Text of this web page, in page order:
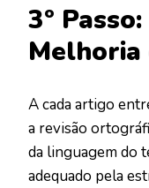
3º
Melhoria
A cada artigo
a revisão
da linguagem do
adequado pela